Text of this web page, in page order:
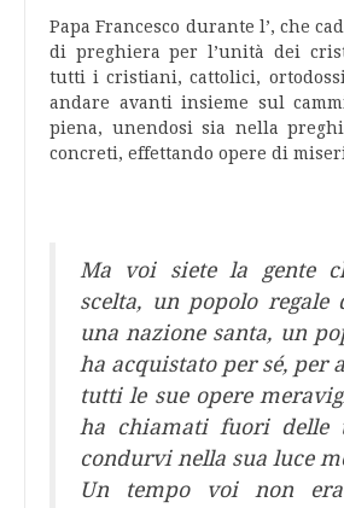
Papa Francesco durante l’, che
di preghiera per l’unità dei
tutti i cristiani, cattolici,
andare avanti insieme sul
piena, unendosi sia nella
concreti, effettando opere di
Ma voi siete la gente
scelta, un popolo regale
una nazione santa, un
ha acquistato per sé, per
tutti le sue opere
ha chiamati fuori delle
condurvi nella sua luce
Un tempo voi non